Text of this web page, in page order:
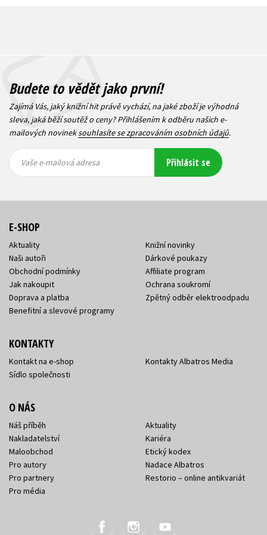
Budete to vědět jako první!
Zajímá Vás, jaký knižní hit právě vychází, na jaké zboží je výhodná
sleva, jaká běží soutěž o ceny? Přihlášením k odběru našich e-
mailových novineksouhlasíte se zpracováním osobních údajů.
mailová
mailová
Vaše e-mailová adresa Přihlásit se
E-SHOP
Aktuality
Naši autoři
Obchodní podmínky
Jak nakoupit
Doprava a platba
Benefitní a slevové programy
Knižní novinky
Dárkové poukazy
Affiliate program
Ochrana soukromí
Zpětný odběr elektroodpadu
KONTAKTY
Kontakt na e-shop
Sídlo společnosti
Kontakty Albatros Media
O NÁS
Náš příběh
Nakladatelství
Maloobchod
Pro autory
Pro partnery
Pro média
Aktuality
Kariéra
Etický kodex
Nadace Albatros
Restorio – online antikvariát